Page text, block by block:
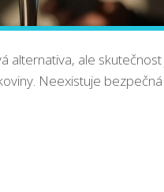
alternativa, ale
Neexistuje